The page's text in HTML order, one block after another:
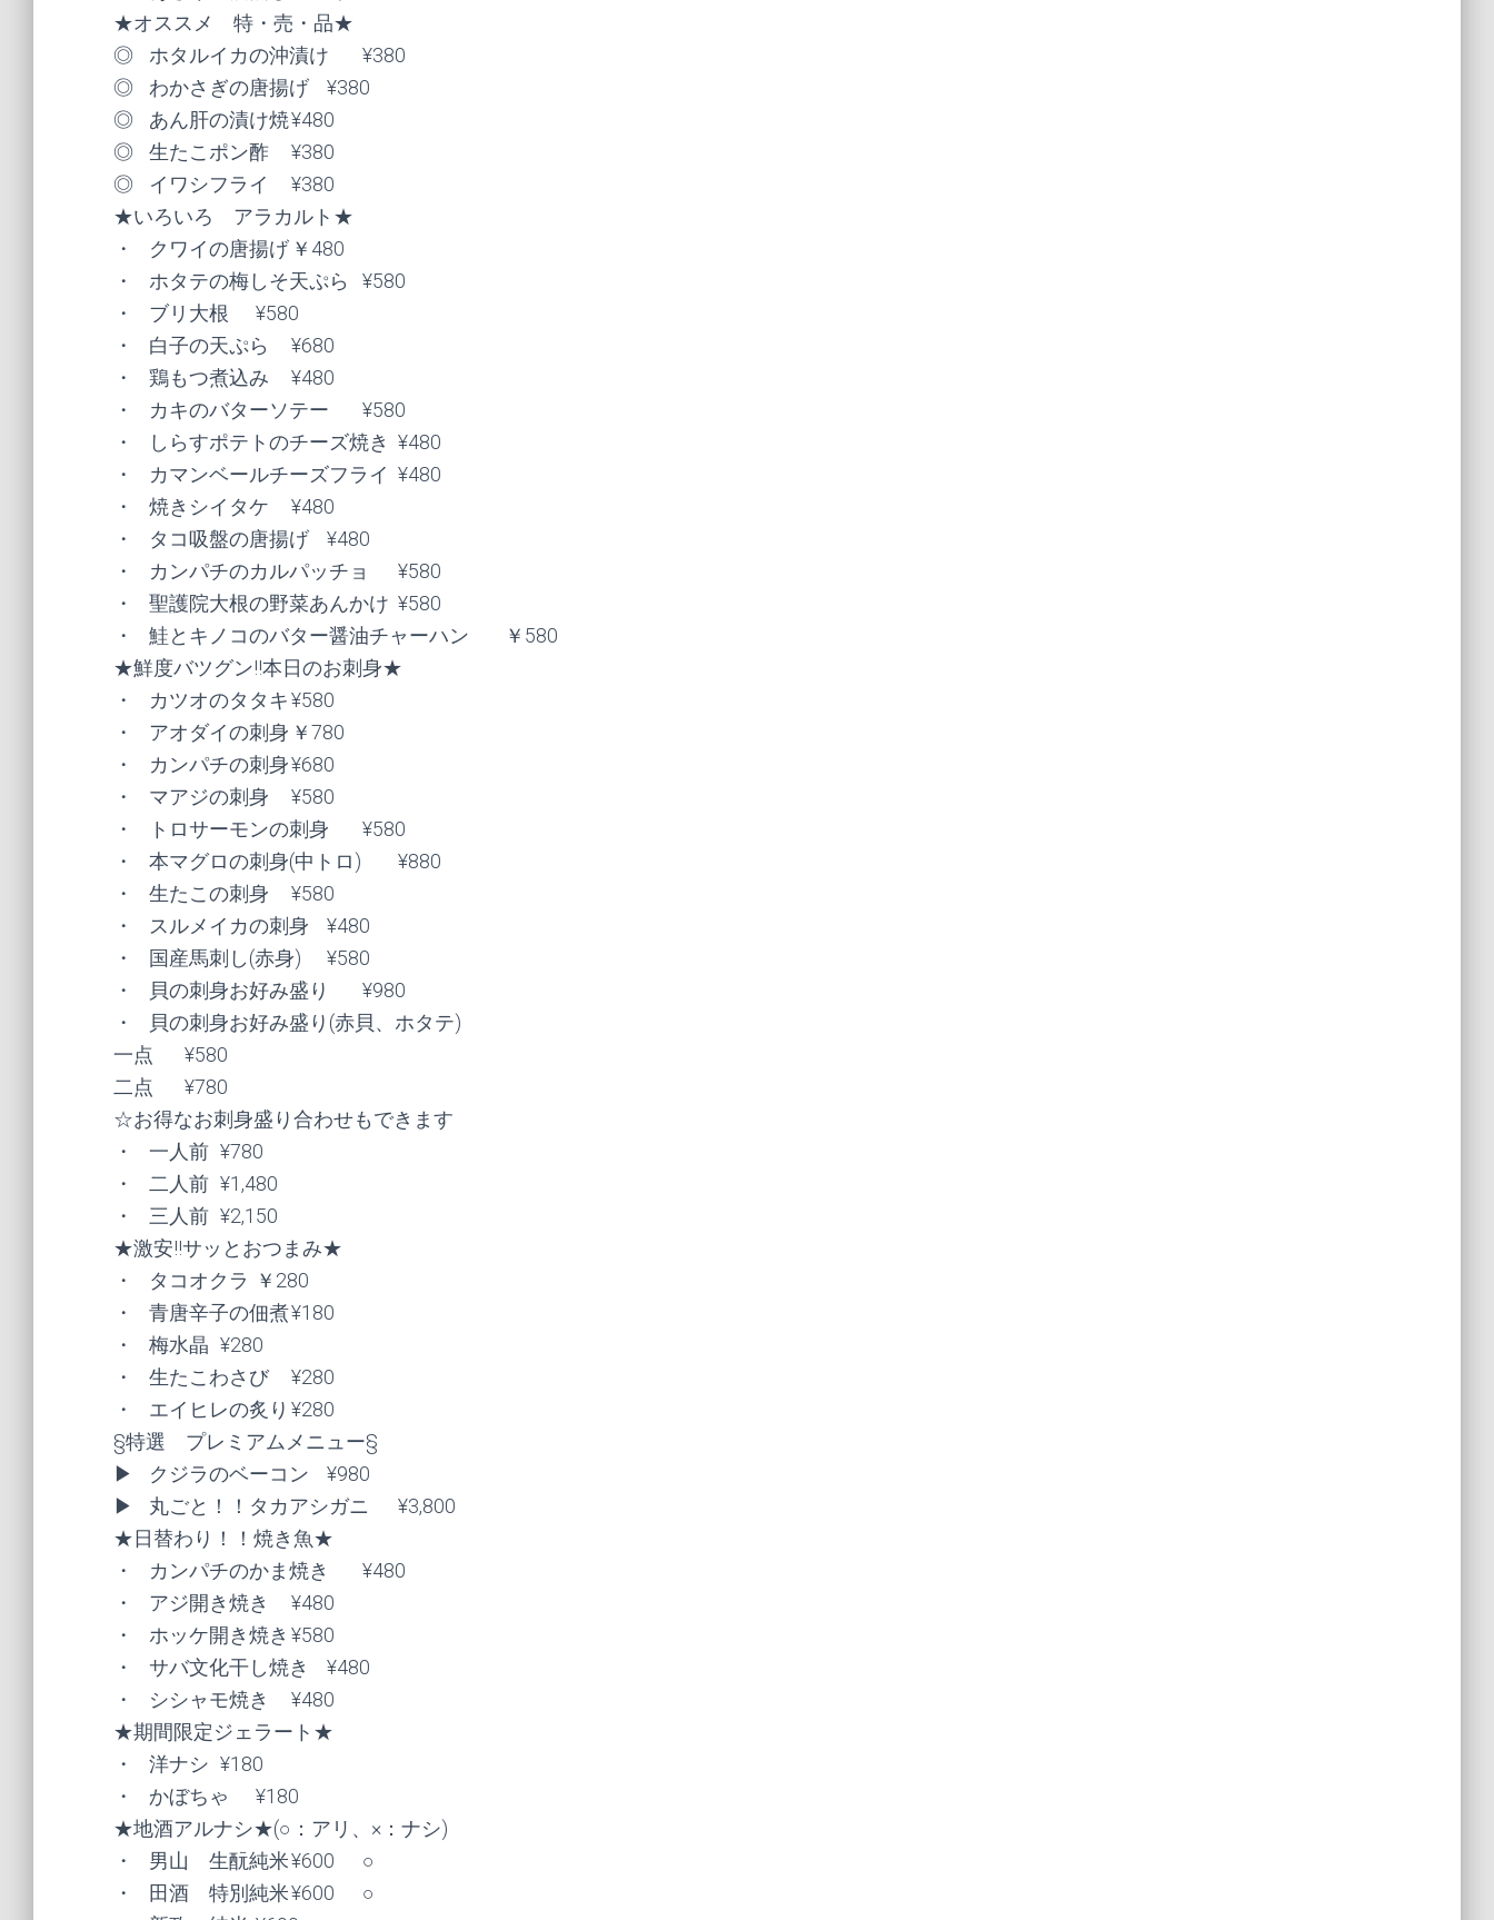
★オススメ　特・売・品★
◎	ホタルイカの沖漬け	¥380
◎	わかさぎの唐揚げ	¥380
◎	あん肝の漬け焼	¥480
◎	生たこポン酢	¥380
◎	イワシフライ	¥380
★いろいろ　アラカルト★
・	クワイの唐揚げ	￥480
・	ホタテの梅しそ天ぷら	¥580
・	ブリ大根	¥580
・	白子の天ぷら	¥680
・	鶏もつ煮込み	¥480
・	カキのバターソテー	¥580
・	しらすポテトのチーズ焼き	¥480
・	カマンベールチーズフライ	¥480
・	焼きシイタケ	¥480
・	タコ吸盤の唐揚げ	¥480
・	カンパチのカルパッチョ	¥580
・	聖護院大根の野菜あんかけ	¥580
・	鮭とキノコのバター醤油チャーハン	￥580
★鮮度バツグン!!本日のお刺身★
・	カツオのタタキ	¥580
・	アオダイの刺身	￥780
・	カンパチの刺身	¥680
・	マアジの刺身	¥580
・	トロサーモンの刺身	¥580
・	本マグロの刺身(中トロ)	¥880
・	生たこの刺身	¥580
・	スルメイカの刺身	¥480
・	国産馬刺し(赤身)	¥580
・	貝の刺身お好み盛り	¥980
・	貝の刺身お好み盛り(赤貝、ホタテ)
一点	¥580
二点	¥780
☆お得なお刺身盛り合わせもできます
・	一人前	¥780
・	二人前	¥1,480
・	三人前	¥2,150
★激安!!サッとおつまみ★
・	タコオクラ	￥280
・	青唐辛子の佃煮	¥180
・	梅水晶	¥280
・	生たこわさび	¥280
・	エイヒレの炙り	¥280
§特選　プレミアムメニュー§
▶	クジラのベーコン	¥980
▶	丸ごと！！タカアシガニ	¥3,800
★日替わり！！焼き魚★
・	カンパチのかま焼き	¥480
・	アジ開き焼き	¥480
・	ホッケ開き焼き	¥580
・	サバ文化干し焼き	¥480
・	シシャモ焼き	¥480
★期間限定ジェラート★
・	洋ナシ	¥180
・	かぼちゃ	¥180
★地酒アルナシ★(○：アリ、×：ナシ)
・	男山　生酛純米	¥600 	○
・	田酒　特別純米	¥600 	○